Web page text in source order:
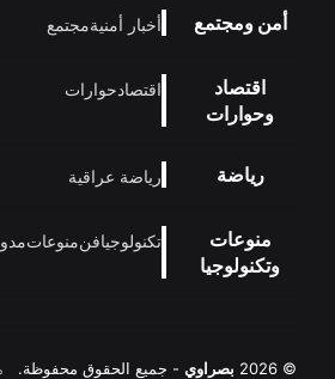
أمن ومجتمع أخبار أمنيةمجتمع
اقتصاد
وحوارات
اقتصادحوارات
رياضة رياضة عراقية
منوعات
وتكنولوجيا
تكنولوجيافنمنوعات
© 2026 بصراوي - جميع الحقوق محفوظة.